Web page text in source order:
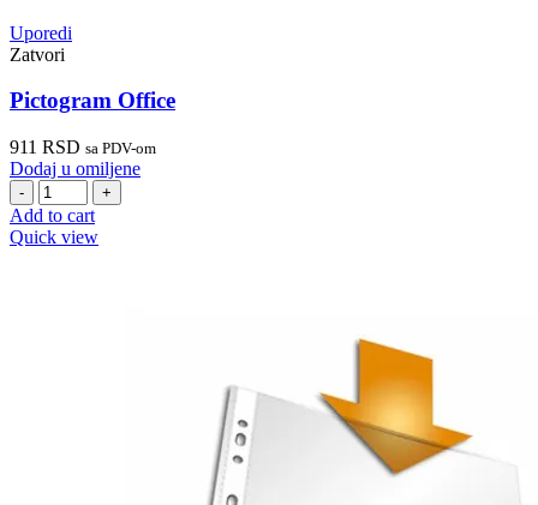
Uporedi
Zatvori
Pictogram Office
911 RSD sa PDV-om
Dodaj u omiljene
Pictogram
Office
quantity
Add to cart
Quick view